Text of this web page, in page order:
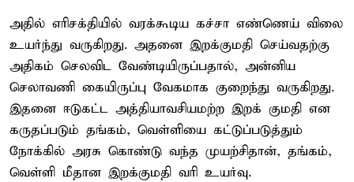
அதில் எரிசக்தியில் வரக்கூடிய கச்சா எண்ணெய் விலை
உயர்ந்து வருகிறது. அதனை இறக்குமதி செய்வதற்கு
அதிகம் செலவிட வேண்டியிருப்பதால், அன்னிய
செலாவணி கையிருப்பு வேகமாக குறைந்து வருகிறது.
இதனை ஈடுகட்ட அத்தியாவசியமற்ற இறக் குமதி என
கருதப்படும் தங்கம், வெள்ளியை கட்டுப்படுத்தும்
நோக்கில் அரசு கொண்டு வந்த முயற்சிதான், தங்கம்,
வெள்ளி மீதான இறக்குமதி வரி உயர்வு.